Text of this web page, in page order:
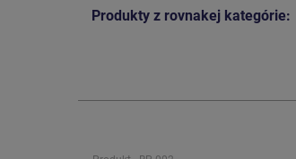
Produkty z rovnakej kategórie: